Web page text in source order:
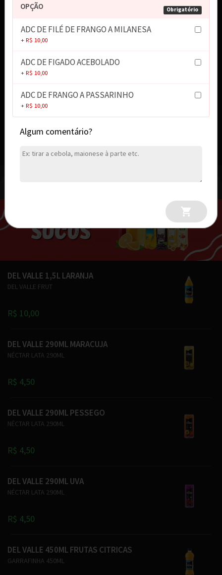
Obrigatório
OPÇÃO
ADC DE FILÉ DE FRANGO A MILANESA
+ R$ 10,00
ADC DE FIGADO ACEBOLADO
+ R$ 10,00
ADC DE FRANGO A PASSARINHO
+ R$ 10,00
Algum comentário?
R$ 12,00
MONSTER JUICE TROPICAL 473ML
MONSTER ULTRA FIESTA MANGO 473ML
R$ 12,00
DEL VALLE 1,5L LARANJA
DEL VALLE FRUT
R$ 10,00
DEL VALLE 290ML MARACUJA
NÉCTAR LATA 290ML
R$ 4,50
DEL VALLE 290ML PESSEGO
NÉCTAR LATA 290ML
R$ 4,50
DEL VALLE 290ML UVA
NÉCTAR LATA 290ML
R$ 4,50
DEL VALLE 450ML FRUTAS CITRICAS
GARRAFINHA 450ML